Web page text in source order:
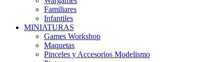
Familiares
Infantiles
MINIATURAS
Games Workshop
Maquetas
Pinceles y Accesorios Modelismo